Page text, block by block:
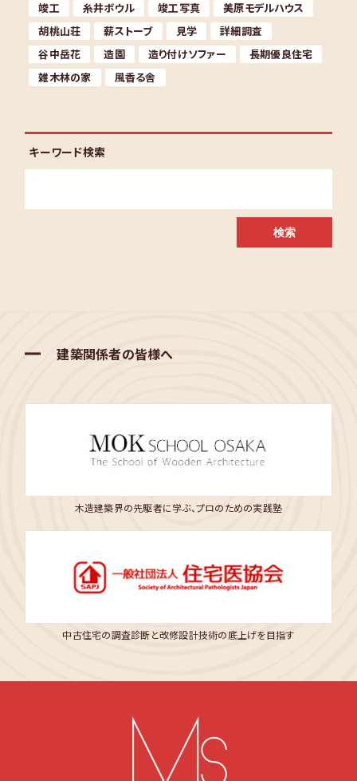
竣工
糸井ボウル 竣工写真
美原モデルハウス
胡桃山荘
薪ストーブ 見学
詳細調査
谷中岳花
造園 造り付けソファー
長期優良住宅
雑木林の家
風香る舎
キーワード検索
建築関係者の皆様へ
木造建築界の先駆者に学ぶ、プロのための実践塾
中古住宅の調査診断と改修設計技術の底上げを目指す